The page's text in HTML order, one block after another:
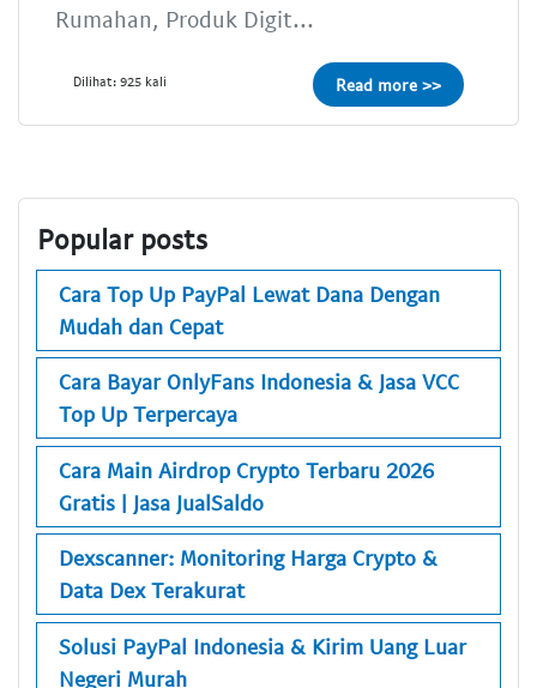
Rumahan, Produk Digit...
Dilihat: 925 kali Read more >>
Popular posts
Cara Top Up PayPal Lewat Dana Dengan
Mudah dan Cepat
Cara Bayar OnlyFans Indonesia & Jasa VCC
Top Up Terpercaya
Cara Main Airdrop Crypto Terbaru 2026
Gratis | Jasa JualSaldo
Dexscanner: Monitoring Harga Crypto &
Data Dex Terakurat
Solusi PayPal Indonesia & Kirim Uang Luar
Negeri Murah